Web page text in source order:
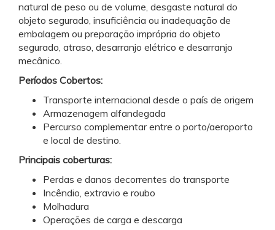
natural de peso ou de volume, desgaste natural do
objeto segurado, insuficiência ou inadequação de
embalagem ou preparação imprópria do objeto
segurado, atraso, desarranjo elétrico e desarranjo
mecânico.
Períodos Cobertos:
Transporte internacional desde o país de origem
Armazenagem alfandegada
Percurso complementar entre o porto/aeroporto
e local de destino.
Principais coberturas:
Perdas e danos decorrentes do transporte
Incêndio, extravio e roubo
Molhadura
Operações de carga e descarga